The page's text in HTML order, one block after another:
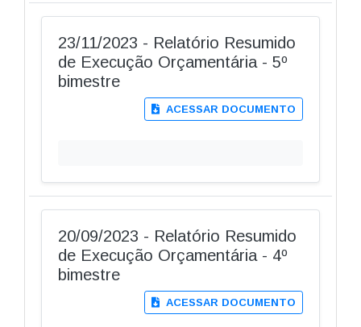
23/11/2023 - Relatório Resumido
de Execução Orçamentária - 5º
bimestre
ACESSAR DOCUMENTO
20/09/2023 - Relatório Resumido
de Execução Orçamentária - 4º
bimestre
ACESSAR DOCUMENTO